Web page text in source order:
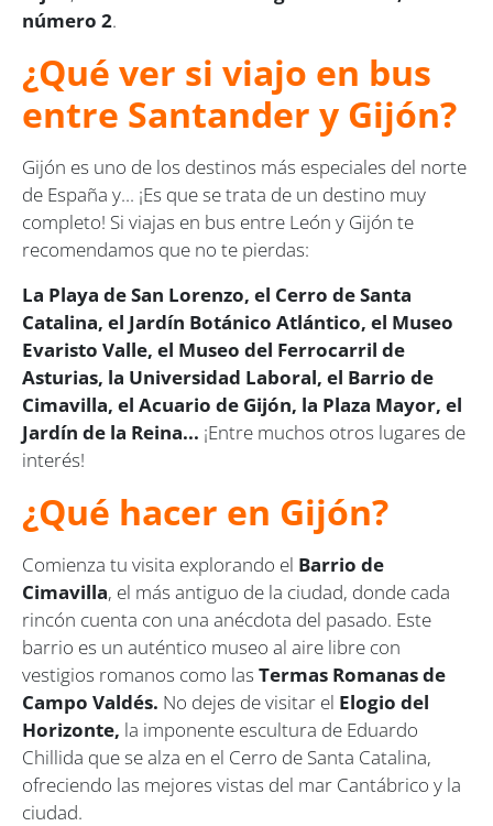
número 2.
¿Qué ver si viajo en bus
entre Santander y Gijón?
Gijón es uno de los destinos más especiales del norte
de España y... ¡Es que se trata de un destino muy
completo! Si viajas en bus entre León y Gijón te
recomendamos que no te pierdas:
La Playa de San Lorenzo, el Cerro de Santa
Catalina, el Jardín Botánico Atlántico, el Museo
Evaristo Valle, el Museo del Ferrocarril de
Asturias, la Universidad Laboral, el Barrio de
Cimavilla, el Acuario de Gijón, la Plaza Mayor, el
Jardín de la Reina... ¡Entre muchos otros lugares de
interés!
¿Qué hacer en Gijón?
Comienza tu visita explorando el Barrio de
Cimavilla, el más antiguo de la ciudad, donde cada
rincón cuenta con una anécdota del pasado. Este
barrio es un auténtico museo al aire libre con
vestigios romanos como las Termas Romanas de
Campo Valdés. No dejes de visitar el Elogio del
Horizonte, la imponente escultura de Eduardo
Chillida que se alza en el Cerro de Santa Catalina,
ofreciendo las mejores vistas del mar Cantábrico y la
ciudad.